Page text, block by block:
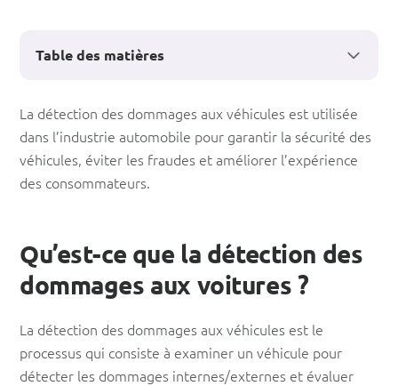
Détection
des
dommages
voitures
:
Définitions
et
applications
La détection des dommages aux véhicules est utilisée
dans l’industrie automobile pour garantir la sécurité des
véhicules, éviter les fraudes et améliorer l’expérience
des consommateurs.
Qu’est-ce que la détection des
dommages aux voitures ?
La détection des dommages aux véhicules est le
processus qui consiste à examiner un véhicule pour
détecter les dommages internes/externes et évaluer
Table des matières